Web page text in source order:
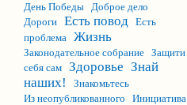
День Победы Доброе дело
Дороги Есть повод Есть
проблема Жизнь
Законодательное собрание Защити
себя сам Здоровье Знай
наших!
Знакомьтесь
Из неопубликованного
Инициатива